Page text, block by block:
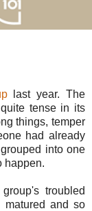
last year. The
tense in its
things, temper
had already
into one
happen.
troubled
matured and so